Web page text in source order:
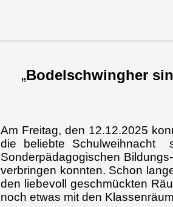
„Bodelschwingher
Am Freitag, den 12.12.2025
die beliebte Schulweihnacht
Sonderpädagogischen
verbringen konnten. Schon
den liebevoll geschmückten
noch etwas mit den